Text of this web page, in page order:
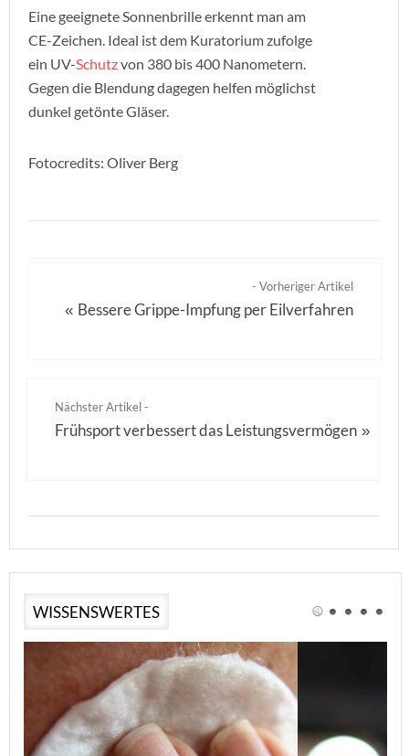
Eine geeignete Sonnenbrille erkennt man am
CE-Zeichen. Ideal ist dem Kuratorium zufolge
ein UV-Schutzvon 380 bis 400 Nanometern.
Gegen die Blendung dagegen helfen möglichst
dunkel getönte Gläser.
Fotocredits: Oliver Berg
- Vorheriger Artikel
« Bessere Grippe-Impfung per Eilverfahren
Nächster Artikel -
Frühsport verbessert das Leistungsvermögen »
WISSENSWERTES